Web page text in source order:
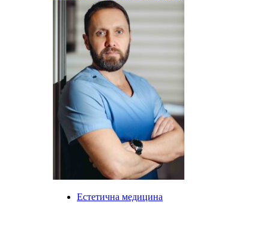
Естетична медицина